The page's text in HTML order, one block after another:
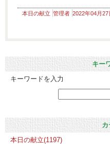
本日の献立 管理者 2022年04月27
キー
キーワードを入力
カ
本日の献立(1197)